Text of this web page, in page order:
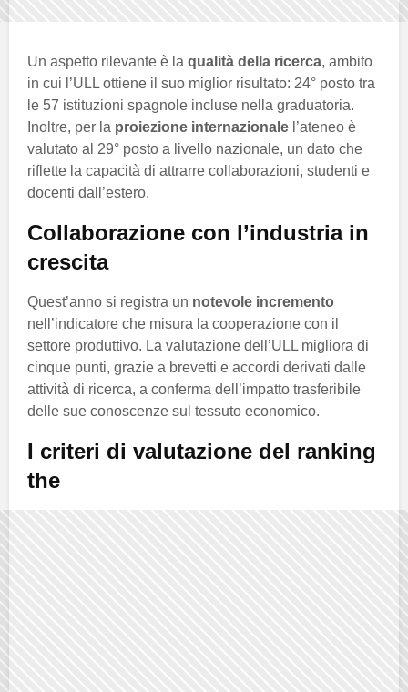
Un aspetto rilevante è la qualità della ricerca, ambito
in cui l’ULL ottiene il suo miglior risultato: 24° posto tra
le 57 istituzioni spagnole incluse nella graduatoria.
Inoltre, per la proiezione internazionale l’ateneo è
valutato al 29° posto a livello nazionale, un dato che
riflette la capacità di attrarre collaborazioni, studenti e
docenti dall’estero.
Collaborazione con l’industria in
crescita
Quest’anno si registra un notevole incremento
nell’indicatore che misura la cooperazione con il
settore produttivo. La valutazione dell’ULL migliora di
cinque punti, grazie a brevetti e accordi derivati dalle
attività di ricerca, a conferma dell’impatto trasferibile
delle sue conoscenze sul tessuto economico.
I criteri di valutazione del ranking
the